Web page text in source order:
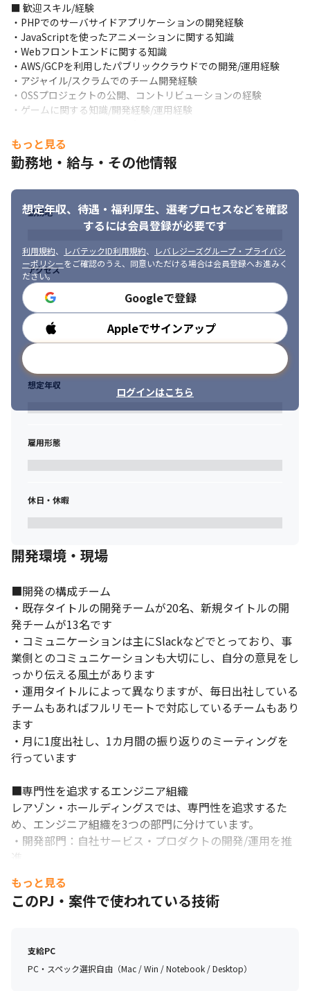
勝利のために協力しあえるのが『ドラゴンエッグ』です。
「コミュニケーションの楽しさ」がゲームの強みです。
■ 歓迎スキル/経験
・PHPでのサーバサイドアプリケーションの開発経験
・JavaScriptを使ったアニメーションに関する知識
・Webフロントエンドに関する知識
・AWS/GCPを利用したパブリッククラウドでの開発/運用経験
・アジャイル/スクラムでのチーム開発経験
・OSSプロジェクトの公開、コントリビューションの経験
・ゲームに関する知識/開発経験/運用経験
ムリーダーの経験
■ 求める人物像
こだわりをもって作れるエンジニアの方
・自身の業務範囲外でもバグや障害を見つけた場合には解消する
ために取り組める方
接することができる方
・エンジニアとして好奇心と向上心を持ち、常に新しいことや知
識の拡張に取り組める方
・課題解決をするために最善と思える方法に挑戦でき、また最後
までやりきれるエンジニアの方
もっと見る
勤務地・給与・その他情報
想定年収、待遇・福利厚生、 選考プロセスなどを確認
するには会員登録が必要です
利用規約、 レバテックID利用規約、
レバレジーズグループ・プライバシ
ーポリシーをご確認のうえ、同意いただける場合は会員登録へお進みく
ださい。
Googleで登録
Appleでサインアップ
ログインはこちら
勤務地
アクセス
勤務時間
想定年収
雇用形態
休日・休暇
開発環境・現場
■開発の構成チーム
・既存タイトルの開発チームが20名、新規タイトルの開
発チームが13名です
・コミュニケーションは主にSlackなどでとっており、事
業側とのコミュニケーションも大切にし、自分の意見をし
っかり伝える風土があります
・運用タイトルによって異なりますが、毎日出社している
チームもあればフルリモートで対応しているチームもあり
ます
・月に1度出社し、1カ月間の振り返りのミーティングを
行っています
■専門性を追求するエンジニア組織
レアゾン・ホールディングスでは、専門性を追求するた
め、エンジニア組織を3つの部門に分けています。
・開発部門：自社サービス・プロダクトの開発/運用を推
進
・データ分析（機械学習）部門：各事業において論理的/
数理的思考を用いたデータ分析を通じて、新規事業開発の
成功に牽引
には珍しく、グループ内に自社研究所を保有
もっと見る
このPJ・案件で使われている技術
支給PC
PC・スペック選択自由（Mac / Win / Notebook / Desktop）